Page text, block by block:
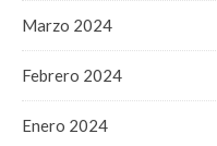
Marzo 2024
Febrero 2024
Enero 2024